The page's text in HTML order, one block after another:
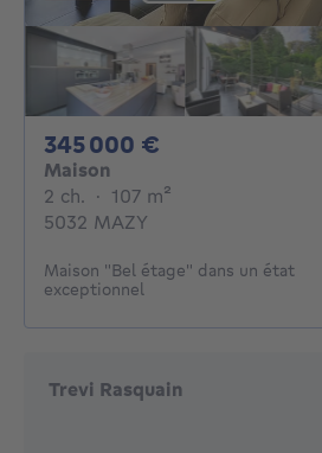
345 000 €
Maison
2 ch. 2 chambres
· 107 m²
5032 MAZY
Maison "Bel étage" dans un état
exceptionnel
Trevi Rasquain